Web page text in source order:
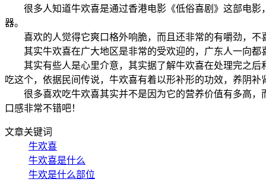
很多人知道牛欢喜是通过香港电影《低俗喜剧》这部电影
器。
喜欢的人觉得它爽口格外响脆，而且还非常的有嚼劲，不
其实牛欢喜在广大地区是非常的受欢迎的，广东人一向都
其实有些人是心里介意，其实据了解牛欢喜在处理完之后
吃这个，依据民间传说，牛欢喜有着以形补形的功效，养阴
很多喜欢吃牛欢喜其实并不是因为它的营养价值有多高，
口感非常不错吧！
文章关键词
牛欢喜
牛欢喜是什么
牛欢是什么部位